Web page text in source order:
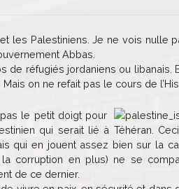
les Palestiniens. Je ne vois nulle
Abbas.
de réfugiés jordaniens ou libanais.
on ne refait pas le cours de
le petit doigt pour
qui serait lié à Téhéran.
qui en jouent assez bien sur la
corruption en plus) ne se
de ce dernier.